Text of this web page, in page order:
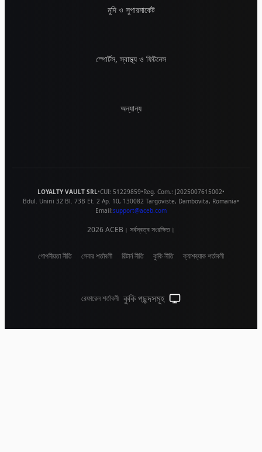
মুদি ও সুপারমার্কেট
স্পোর্টস, স্বাস্থ্য ও ফিটনেস
অন্যান্য
LOYALTY VAULT SRL•CUI: 51229859•Reg. Com.: J2025007615002•
Bdul. Unirii 32 Bl. 73B Et. 2 Ap. 10, 130082 Targoviste, Dambovita, Romania•
Email:support@aceb.com
2026ACEB। সর্বস্বত্ব সংরক্ষিত।
গোপনীয়তা নীতি সেবার শর্তাবলী রিটার্ন নীতি কুকি নীতি ক্যাশব্যাক শর্তাবলী
রেফারেল শর্তাবলী কুকি পছন্দসমূহ সিস্টেম থিম (লাইটের জন্য ক্লিক